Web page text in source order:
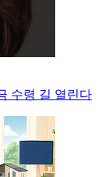
수령 길 열린다